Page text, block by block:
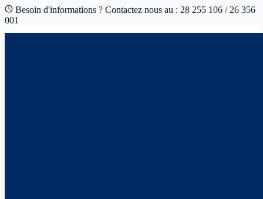
Besoin d'informations ? Contactez nous au : 28 255 106 / 26 356
001